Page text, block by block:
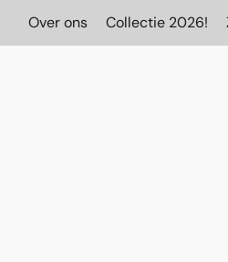
Over ons Collectie 2026!